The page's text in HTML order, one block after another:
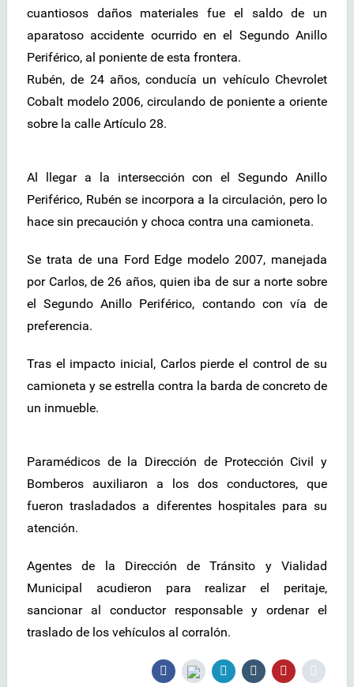
cuantiosos daños materiales fue el saldo de un
aparatoso accidente ocurrido en el Segundo Anillo
Periférico, al poniente de esta frontera.
Rubén, de 24 años, conducía un vehículo Chevrolet
Cobalt modelo 2006, circulando de poniente a oriente
sobre la calle Artículo 28.
Al llegar a la intersección con el Segundo Anillo
Periférico, Rubén se incorpora a la circulación, pero lo
hace sin precaución y choca contra una camioneta.
Se trata de una Ford Edge modelo 2007, manejada
por Carlos, de 26 años, quien iba de sur a norte sobre
el Segundo Anillo Periférico, contando con vía de
preferencia.
Tras el impacto inicial, Carlos pierde el control de su
camioneta y se estrella contra la barda de concreto de
un inmueble.
Paramédicos de la Dirección de Protección Civil y
Bomberos auxiliaron a los dos conductores, que
fueron trasladados a diferentes hospitales para su
atención.
Agentes de la Dirección de Tránsito y Vialidad
Municipal acudieron para realizar el peritaje,
sancionar al conductor responsable y ordenar el
traslado de los vehículos al corralón.